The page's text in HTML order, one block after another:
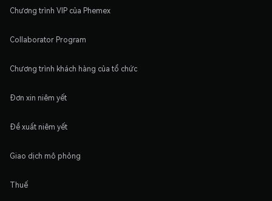
Chương trình VIP của Phemex
Collaborator Program
Chương trình khách hàng của tổ chức
Đơn xin niêm yết
Đề xuất niêm yết
Giao dịch mô phỏng
Thuế